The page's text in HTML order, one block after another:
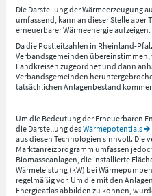
Die Darstellung der Wärmeerzeugung
umfassend, kann an dieser Stelle
erneuerbarer Wärmeenergie aufzeigen.
Da die Postleitzahlen in Rheinland-
Verbandsgemeinden
Landkreisen zugeordnet und dann
Verbandsgemeinden
tatsächlichen Anlagenbestand
Um die Bedeutung der Erneuerbaren
die Darstellung desWärmepotentials
aus diesen Technologien sinnvoll. Die
Marktanreizprogramm umfassen
Biomasseanlagen, die installierte
Wärmeleistung (kW) bei
regelmäßig vor. Um die mit den
Energieatlas abbilden zu können,